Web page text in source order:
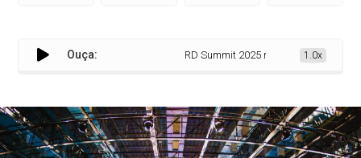
Ouça: RD Summit 2025 reuniu 20 mil pessoas
1.0x